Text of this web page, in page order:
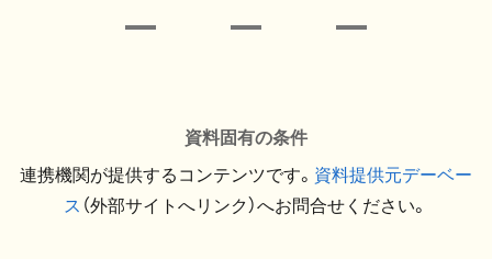
資料固有の条件
連携機関が提供するコンテンツです。 資料提供元デーベー
ス （外部サイトへリンク）へお問合せください。